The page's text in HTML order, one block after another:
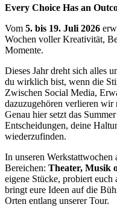
Every Choice Has an
Vom 5. bis 19. Juli 2026
Wochen voller Kreativität,
Momente.
Dieses Jahr dreht sich alles
du wirklich bist, wenn die
Zwischen Social Media,
dazuzugehören verlieren wir
Genau hier setzt das
Entscheidungen, deine
wiederzufinden.
In unseren
Bereichen: Theater, Musik
eigene Stücke, probiert euch
bringt eure Ideen auf die
Orten entlang unserer Tour.